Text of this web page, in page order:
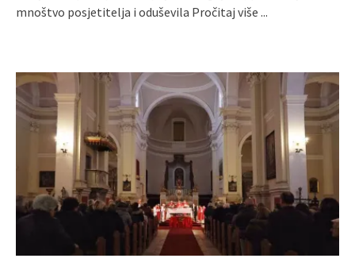
mnoštvo posjetitelja i oduševila Pročitaj više ...